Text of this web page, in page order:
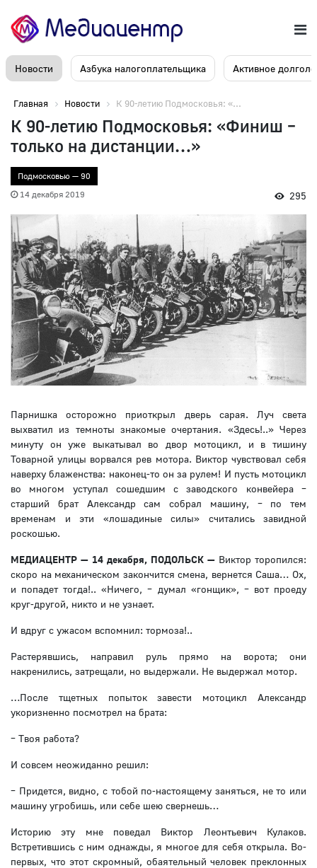
Новости Азбука налогоплательщика Активное
Главная Новости К 90-летию Подмосковья: «...
К 90-летию Подмосковья: «Финиш –
только на дистанции…»
Подмосковью — 90
14 декабря 2019
295
Парнишка осторожно приоткрыл дверь сарая. Луч света
выхватил из темноты знакомые очертания. «Здесь!..» Через
минуту он уже выкатывал во двор мотоцикл, и в тишину
Товарной улицы ворвался рев мотора. Виктор чувствовал себя
наверху блаженства: наконец-то он за рулем! И пусть мотоцикл
во многом уступал сошедшим с заводского конвейера –
старший брат Александр сам собрал машину, – по тем
временам и эти «лошадиные силы» считались завидной
роскошью.
МЕДИАЦЕНТР — 14 декабря, ПОДОЛЬСК — Виктор торопился:
скоро на механическом закончится смена, вернется Саша… Ох,
и попадет тогда!.. «Ничего, – думал «гонщик», – вот проеду
круг-другой, никто и не узнает.
И вдруг с ужасом вспомнил: тормоза!..
Растерявшись, направил руль прямо на ворота; они
накренились, затрещали, но выдержали. Не выдержал мотор.
…После тщетных попыток завести мотоцикл Александр
укоризненно посмотрел на брата:
– Твоя работа?
И совсем неожиданно решил:
– Придется, видно, с тобой по-настоящему заняться, не то или
машину угробишь, или себе шею свернешь…
Историю эту мне поведал Виктор Леонтьевич Кулаков.
Встретившись с ним однажды, я многое для себя открыла. Во-
первых, что этот скромный, обаятельный человек преклонных